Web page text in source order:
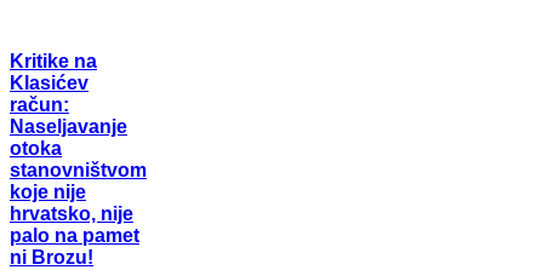
Kritike na
Klasićev
račun:
Naseljavanje
otoka
stanovništvom
koje nije
hrvatsko, nije
palo na pamet
ni Brozu!